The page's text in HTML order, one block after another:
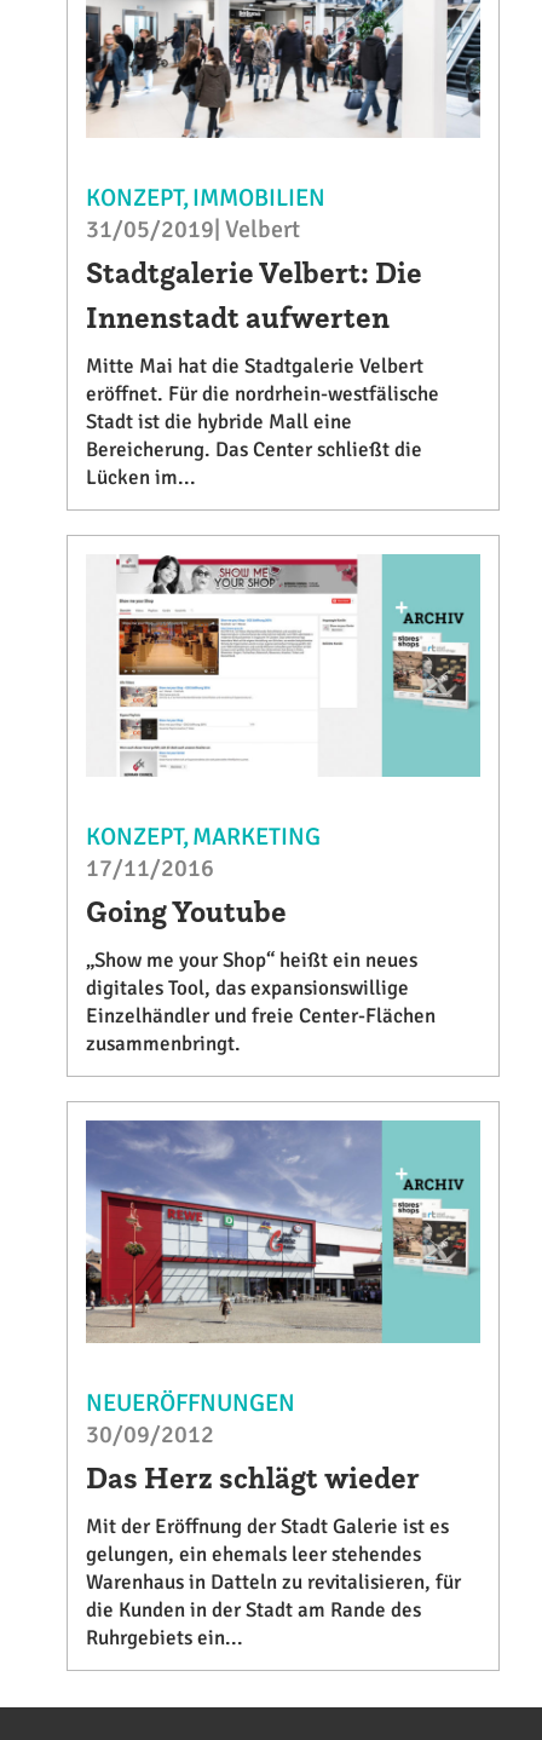
KONZEPT IMMOBILIEN
31/05/2019| Velbert
Stadtgalerie Velbert: Die
Innenstadt aufwerten
Mitte Mai hat die Stadtgalerie Velbert
eröffnet. Für die nordrhein-westfälische
Stadt ist die hybride Mall eine
Bereicherung. Das Center schließt die
Lücken im...
KONZEPT MARKETING
17/11/2016
Going Youtube
„Show me your Shop“ heißt ein neues
digitales Tool, das expansionswillige
Einzelhändler und freie Center-Flächen
zusammenbringt.
NEUERÖFFNUNGEN
30/09/2012
Das Herz schlägt wieder
Mit der Eröffnung der Stadt Galerie ist es
gelungen, ein ehemals leer stehendes
Warenhaus in Datteln zu revitalisieren, für
die Kunden in der Stadt am Rande des
Ruhrgebiets ein...